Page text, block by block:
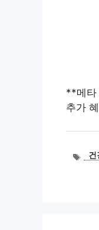
**메타
추가
태건